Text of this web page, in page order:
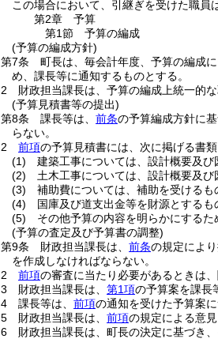
この場合において、引継ぎを受けた職員
第2章
予算
第1節
予算の編成
(予算の編成方針)
第7条
町長は、毎会計年度、予算の編成
め、課長等に通知するものとする。
2
財政担当課長は、予算の編成上統一的
(予算見積書等の提出)
第8条
課長等は、 前条の予算編成方針に
らない。
2
前項の予算見積書には、次に掲げる書
(1)
建築工事については、設計概要及び
(2)
土木工事については、設計概要及
(3)
補助費については、補助を受ける
(4)
国庫及び道支出金等を財源とする
(5)
その他予算の内容を明らかにするた
(予算の査定及び予算書の調整)
第9条
財政担当課長は、 前条の規定によ
を作成しなければならない。
2
前項の審査に当たり必要があるときは
3
財政担当課長は、 第1項の予算案を課長
4
課長等は、 前項の通知を受けた予算案
5
財政担当課長は、 前項の規定による意
6
財政担当課長は、町長の決定に基づき